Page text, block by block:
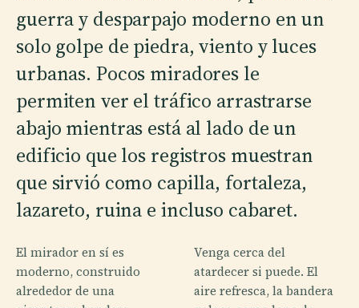
guerra y desparpajo moderno en un
solo golpe de piedra, viento y luces
urbanas. Pocos miradores le
permiten ver el tráfico arrastrarse
abajo mientras está al lado de un
edificio que los registros muestran
que sirvió como capilla, fortaleza,
lazareto, ruina e incluso cabaret.
El mirador en sí es
moderno, construido
alrededor de una
Venga cerca del
atardecer si puede. El
aire refresca, la bandera